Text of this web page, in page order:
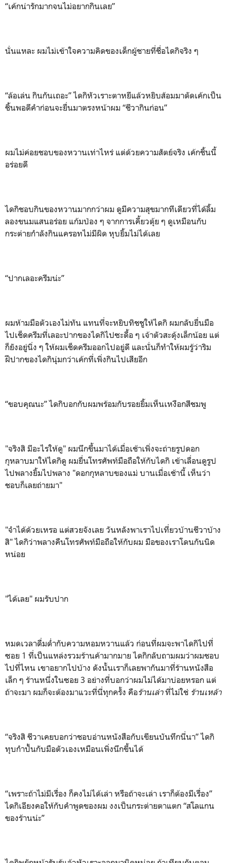
“เค้กน่ารักมากจนไม่อยากกินเลย”
นั่นแหละ ผมไม่เข้าใจความคิดของเด็กผู้ชายที่ชื่อไดกิจริง ๆ
“ล้อเล่น กินกันเถอะ” ไดกิหัวเราะตาหยีแล้วหยิบส้อมมาตัดเค้กเป็น
ชิ้นพอดีคำก่อนจะยื่นมาตรงหน้าผม “ชีวากินก่อน”
ผมไม่ค่อยชอบของหวานเท่าไหร่ แต่ด้วยความสัตย์จริง เค้กชิ้นนี้
อร่อยดี
ไดกิชอบกินของหวานมากกว่าผม ดูมีความสุขมากทีเดียวที่ได้ลิ้ม
ลองขนมแสนอร่อย แก้มป่อง ๆ จากการเคี้ยวตุ้ย ๆ ดูเหมือนกับ
กระต่ายกำลังกินแครอทไม่มีผิด หุบยิ้มไม่ได้เลย
“ปากเลอะครีมน่ะ”
ผมห้ามมือตัวเองไม่ทัน แทนที่จะหยิบทิชชูให้ไดกิ ผมกลับยื่นมือ
ไปเช็ดครีมที่เลอะปากของไดกิไปซะดื้อ ๆ เจ้าตัวสะดุ้งเล็กน้อย แต่
ก็ยังอยู่นิ่ง ๆ ให้ผมเช็ดครีมออกไปอยู่ดี และนั่นก็ทำให้ผมรู้ว่าริม
ฝีปากของไดกินุ่มกว่าเค้กที่เพิ่งกินไปเสียอีก
“ขอบคุณนะ” ไดกิบอกกับผมพร้อมกับรอยยิ้มเห็นเหงือกสีชมพู
"จริงสิ มีอะไรให้ดู" ผมนึกขึ้นมาได้เมื่อเช้าเพิ่งจะถ่ายรูปดอก
กุหลาบมาให้ไดกิดู ผมยื่นโทรศัพท์มือถือให้กับไดกิ เข้าเลื่อนดูรูป
ไปพลางยิ้มไปพลาง "ดอกกุหลาบของแม่ บานเมื่อเช้านี้ เห็นว่า
ชอบก็เลยถ่ายมา"
"จำได้ด้วยเหรอ แต่สวยจังเลย วันหลังพาเราไปเที่ยวบ้านชีวาบ้าง
สิ" ไดกิว่าพลางคืนโทรศัพท์มือถือให้กับผม มือของเราโดนกันนิด
หน่อย
"ได้เลย" ผมรับปาก
หมดเวลาดื่มด่ำกับความหอมหวานแล้ว ก่อนที่ผมจะพาไดกิไปที่
ซอย 1 ที่เป็นแหล่งรวมร้านค้ามากมาย ไดกิกลับถามผมว่าผมชอบ
ไปที่ไหน เขาอยากไปบ้าง ดังนั้นเราก็เลยพากันมาที่ร้านหนังสือ
เล็ก ๆ ร้านหนึ่งในซอย 3 อย่างที่บอกว่าผมไม่ได้มาบ่อยหรอก แต่
ถ้าจะมา ผมก็จะต้องมาแวะที่นี่ทุกครั้ง คือร้านเล่าที่ไม่ใช่ ร้านเหล้า
“จริงสิ ชีวาเคยบอกว่าชอบอ่านหนังสือกับเขียนบันทึกนี่นา” ไดกิ
ทุบกำปั้นกับมือตัวเองเหมือนเพิ่งนึกขึ้นได้
“เพราะถ้าไม่มีเรื่อง ก็คงไม่ได้เล่า หรือถ้าจะเล่า เราก็ต้องมีเรื่อง”
ไดกิเอียงคอให้กับคำพูดของผม งงเป็นกระต่ายตาแตก “สโลแกน
ของร้านน่ะ”